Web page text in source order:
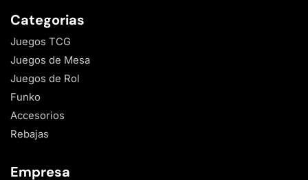
Categorias
Juegos TCG
Juegos de Mesa
Juegos de Rol
Funko
Accesorios
Rebajas
Empresa